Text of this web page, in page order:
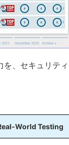
、セキュリテ
World Testing